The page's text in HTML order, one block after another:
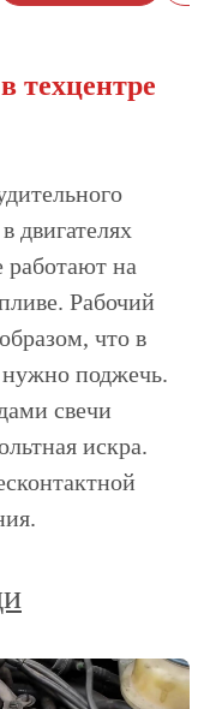
техцентре
двигателях
работают на
Рабочий
что в
нужно поджечь.
свечи
искра.